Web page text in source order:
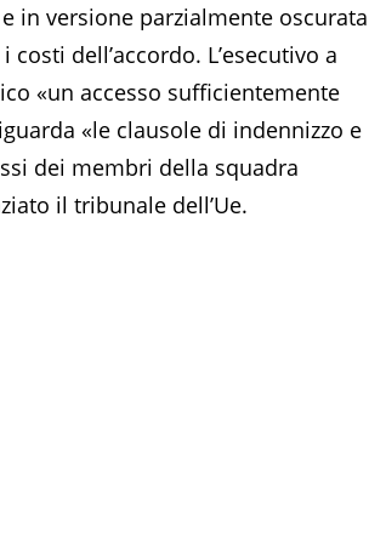
in versione parzialmente oscurata
dell’accordo. L’esecutivo a
«un accesso sufficientemente
«le clausole di indennizzo e
dei membri della squadra
il tribunale dell’Ue.